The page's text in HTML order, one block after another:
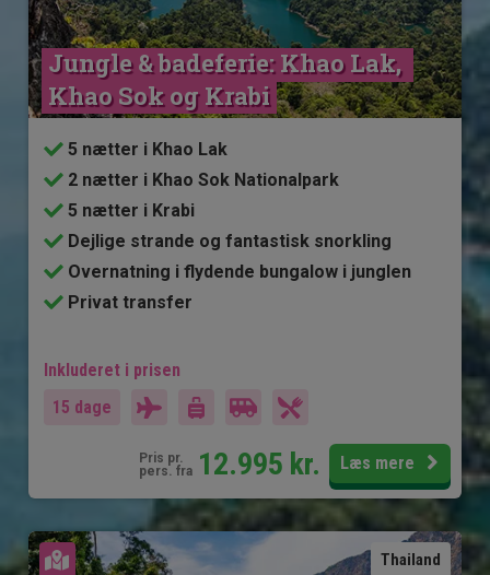
Jungle & badeferie: Khao Lak,
Khao Sok og Krabi
5 nætter i Khao Lak
2 nætter i Khao Sok Nationalpark
5 nætter i Krabi
Dejlige strande og fantastisk snorkling
Overnatning i flydende bungalow i junglen
Privat transfer
Inkluderet i prisen
15 dage
Pris pr.
pers. fra 12.995 kr. Læs mere
Thailand
Se kort